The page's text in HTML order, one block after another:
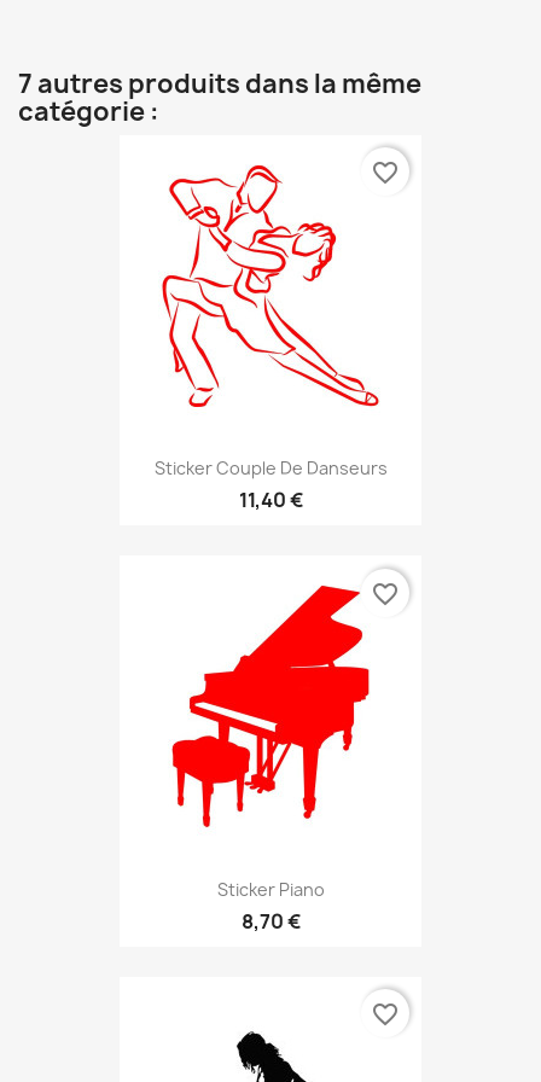
7 autres produits dans la même
catégorie :
Sticker Couple De Danseurs
11,40 €
favorite_border
Sticker Piano
8,70 €
favorite_border
favorite_border